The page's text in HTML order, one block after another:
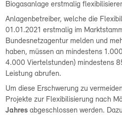
Biogasanlage erstmalig
Anlagenbetreiber, welche die
01.01.2021 erstmalig im
Bundesnetzagentur melden und
haben, müssen an mindestens
4.000 Viertelstunden) mindestens
Leistung abrufen.
Um diese Erschwerung zu
Projekte zur Flexibilisierung nach
Jahres abgeschlossen werden.